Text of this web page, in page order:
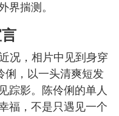
界揣测。
况，相片中见到身穿
俐，以一头清爽短发
踪影。陈伶俐的单人
福，不是只遇见一个